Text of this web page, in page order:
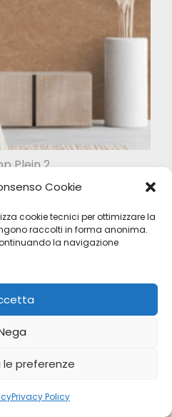
Cookie
cookie tecnici per ottimizzare la
raccolti in forma anonima.
la navigazione
le preferenze
Privacy Policy
Plein 2
237168
€ 5.786.000
Whistleblowing